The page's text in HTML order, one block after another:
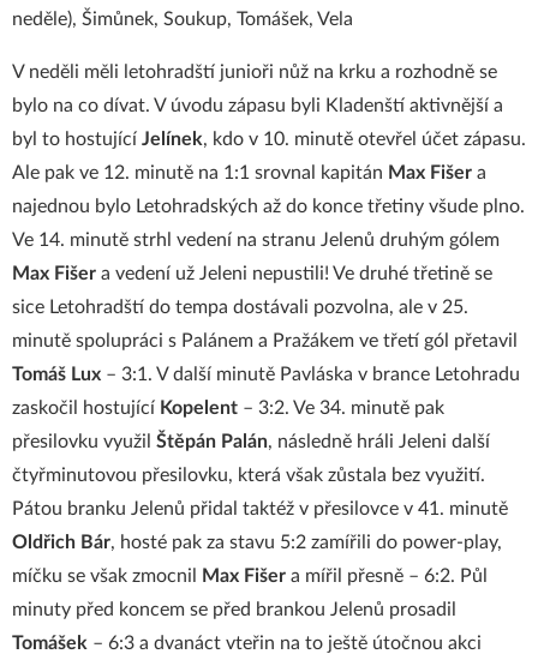
neděle), Šimůnek, Soukup, Tomášek, Vela
V neděli měli letohradští junioři nůž na krku a rozhodně se
bylo na co dívat. V úvodu zápasu byli Kladenští aktivnější a
byl to hostující Jelínek, kdo v 10. minutě otevřel účet zápasu.
Ale pak ve 12. minutě na 1:1 srovnal kapitán Max Fišer a
najednou bylo Letohradských až do konce třetiny všude plno.
Ve 14. minutě strhl vedení na stranu Jelenů druhým gólem
Max Fišer a vedení už Jeleni nepustili! Ve druhé třetině se
sice Letohradští do tempa dostávali pozvolna, ale v 25.
minutě spolupráci s Palánem a Pražákem ve třetí gól přetavil
Tomáš Lux – 3:1. V další minutě Pavláska v brance Letohradu
zaskočil hostující Kopelent – 3:2. Ve 34. minutě pak
přesilovku využil Štěpán Palán, následně hráli Jeleni další
čtyřminutovou přesilovku, která však zůstala bez využití.
Pátou branku Jelenů přidal taktéž v přesilovce v 41. minutě
Oldřich Bár, hosté pak za stavu 5:2 zamířili do power-play,
míčku se však zmocnil
Max Fišer a mířil přesně – 6:2. Půl
minuty před koncem se před brankou Jelenů prosadil
Tomášek – 6:3 a dvanáct vteřin na to ještě útočnou akci